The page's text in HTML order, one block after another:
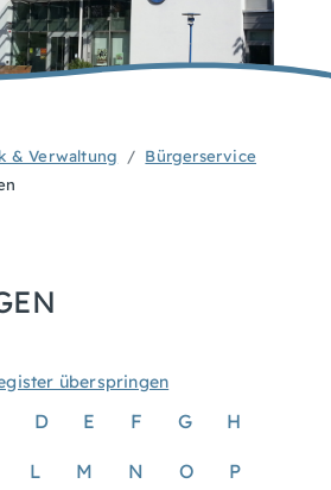
& Verwaltung
Bürgerservice
überspringen
D E F G H
L M N O P